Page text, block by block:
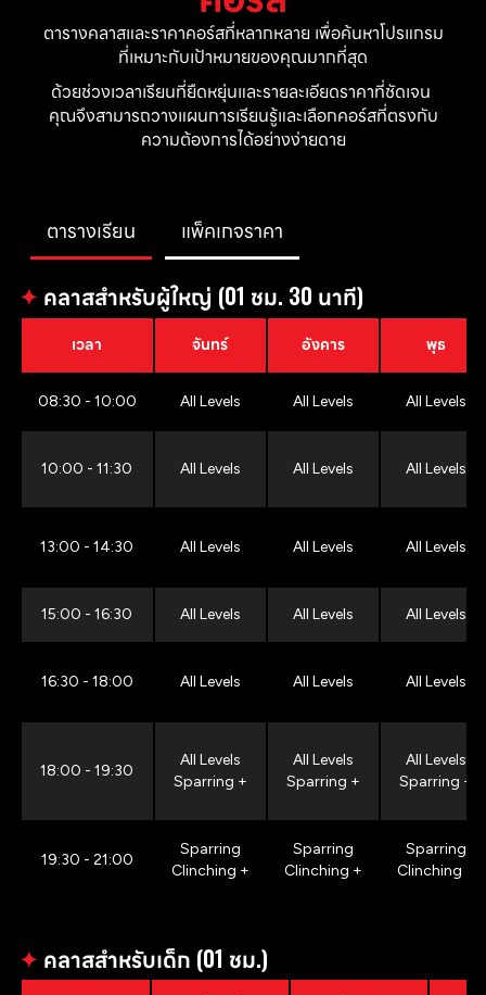
ตารางคลาสและราคาคอร์สที่หลากหลาย เพื่อค้นหาโปรแกรม
ที่เหมาะกับเป้าหมายของคุณมากที่สุด
ด้วยช่วงเวลาเรียนที่ยืดหยุ่นและรายละเอียดราคาที่ชัดเจน
คุณจึงสามารถวางแผนการเรียนรู้และเลือกคอร์สที่ตรงกับ
ความต้องการได้อย่างง่ายดาย
ตารางเรียน แพ็คเกจราคา
✦ คลาสสำหรับผู้ใหญ่ (01 ชม. 30 นาที)
เวลา จันทร์ อังคาร พุธ
08:30 - 10:00 All Levels All Levels All Levels
10:00 - 11:30 All Levels All Levels All Levels
13:00 - 14:30 All Levels All Levels All Levels
15:00 - 16:30 All Levels All Levels All Levels
16:30 - 18:00 All Levels All Levels All Levels
18:00 - 19:30
All Levels
Sparring +
All Levels
Sparring +
All Levels
Sparring +
19:30 - 21:00
Sparring
Clinching +
Sparring
Clinching +
Sparring
Clinching +
✦ คลาสสำหรับเด็ก (01 ชม.)